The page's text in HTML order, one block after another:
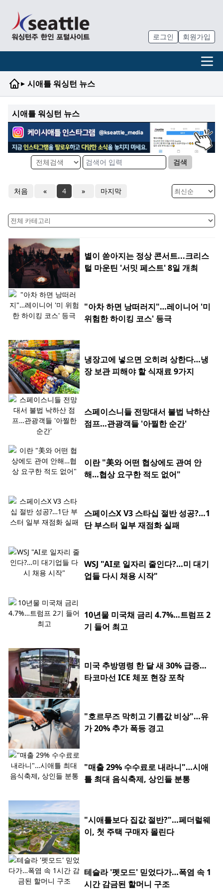
로그인 회원가입
▸ 시애틀 워싱턴 뉴스
시애틀 워싱턴 뉴스
검색
처음 « 4 » 마지막
별이 쏟아지는 정상 콘서트...크리스
털 마운틴 '서밋 페스트' 8일 개최
"아차 하면 낭떠러지"…레이니어 '미
위험한 하이킹 코스' 등극
냉장고에 넣으면 오히려 상한다…냉
장 보관 피해야 할 식재료 9가지
스페이스니들 전망대서 불법 낙하산
점프…관광객들 '아찔한 순간'
이란 "美와 어떤 협상에도 관여 안
해…협상 요구한 적도 없어"
스페이스X V3 스타십 절반 성공?…1
단 부스터 일부 재점화 실패
WSJ "AI로 일자리 줄인다?…미 대기
업들 다시 채용 시작"
10년물 미국채 금리 4.7%…트럼프 2
기 들어 최고
미국 추방명령 한 달 새 30% 급증…
타코마선 ICE 체포 현장 포착
"호르무즈 막히고 기름값 비상"…유
가 20% 추가 폭등 경고
"매출 29% 수수료로 내라니"…시애
틀 최대 음식축제, 상인들 분통
"시애틀보다 집값 절반?"…페더럴웨
이, 첫 주택 구매자 몰린다
테슬라 '펫모드' 믿었다가…폭염 속 1
시간 감금된 할머니 구조